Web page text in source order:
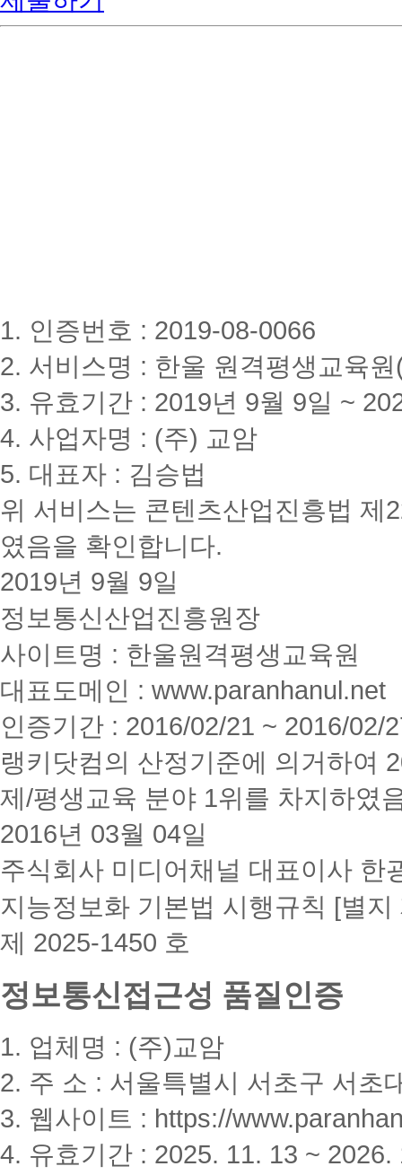
1. 인증번호 : 2019-08-0066
2. 서비스명 : 한울 원격평생교육
3. 유효기간 : 2019년 9월 9일 ~
4. 사업자명 : (주) 교암
5. 대표자 : 김승법
위 서비스는 콘텐츠산업진흥법 제
였음을 확인합니다.
2019년 9월 9일
정보통신산업진흥원장
사이트명 : 한울원격평생교육원
대표도메인 : www.paranhanul.net
인증기간 : 2016/02/21 ~ 2016/02/
랭키닷컴의 산정기준에 의거하여
제/평생교육 분야 1위를 차지하였
2016년 03월 04일
주식회사 미디어채널 대표이사 한
지능정보화 기본법 시행규칙 [별지
제 2025-1450 호
정보통신접근성 품질인증
1. 업체명 : (주)교암
2. 주 소 : 서울특별시 서초구 서초
3. 웹사이트 : https://
4. 유효기간 : 2025. 11. 13 ~ 2026.